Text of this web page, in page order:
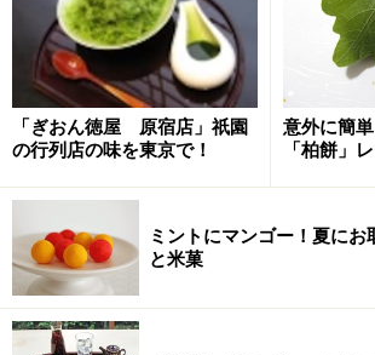
「ぎおん徳屋 原宿店」祇園
の行列店の味を東京で！
意外に簡
「柏餅」
ミントにマンゴー！夏に
と米菓